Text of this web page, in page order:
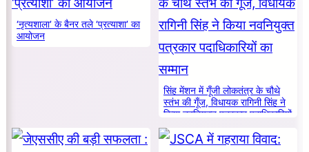
‘नृत्यशाला’ के बैनर तले ‘प्रत्याशा’ का
आयोजन
सिंह मेंशन में गूँजी लोकतंत्र के चौथे
स्तंभ की गूँज, विधायक रागिनी सिंह ने
किया नवनियुक्त पत्रकार पदाधिकारियों
का सम्मान